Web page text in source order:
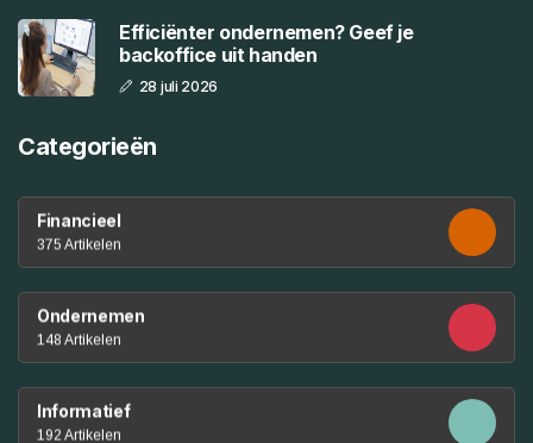
Efficiënter ondernemen? Geef je
backoffice uit handen
28 juli 2026
Categorieën
Financieel
375 Artikelen
Ondernemen
148 Artikelen
Informatief
192 Artikelen